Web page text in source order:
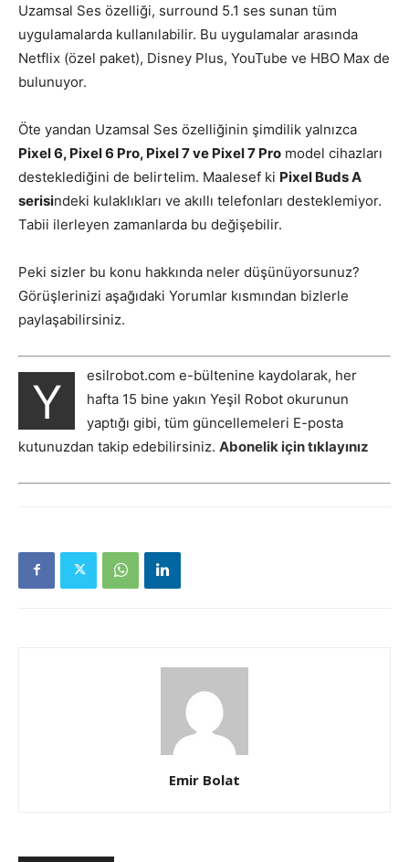
Uzamsal Ses özelliği, surround 5.1 ses sunan tüm
uygulamalarda kullanılabilir. Bu uygulamalar arasında
Netflix (özel paket), Disney Plus, YouTube ve HBO Max de
bulunuyor.
Öte yandan Uzamsal Ses özelliğinin şimdilik yalnızca
Pixel 6, Pixel 6 Pro, Pixel 7 ve Pixel 7 Pro model cihazları
desteklediğini de belirtelim. Maalesef ki Pixel Buds A
serisindeki kulaklıkları ve akıllı telefonları desteklemiyor.
Tabii ilerleyen zamanlarda bu değişebilir.
Peki sizler bu konu hakkında neler düşünüyorsunuz?
Görüşlerinizi aşağıdaki Yorumlar kısmından bizlerle
paylaşabilirsiniz.
Y
esilrobot.com e-bültenine kaydolarak, her
hafta 15 bine yakın Yeşil Robot okurunun
yaptığı gibi, tüm güncellemeleri E-posta
kutunuzdan takip edebilirsiniz. Abonelik için tıklayınız
Emir Bolat